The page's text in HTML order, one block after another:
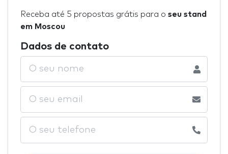
Receba até 5 propostas grátis para o seu stand
em Moscou
Dados de contato